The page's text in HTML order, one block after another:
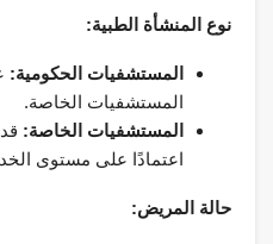
نوع المنشأة الطبية:
المستشفيات الحكومية:
المستشفيات الخاصة.
المستشفيات الخاصة:
اعتمادًا على مستوى
حالة المريض: